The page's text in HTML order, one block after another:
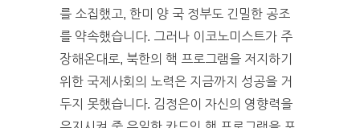
를 소집했고, 한미 양 국 정부도 긴밀한 공조
를 약속했습니다. 그러나 이코노미스트가 주
장해온대로, 북한의 핵 프로그램을 저지하기
위한 국제사회의 노력은 지금까지 성공을 거
두지 못했습니다. 김정은이 자신의 영향력을